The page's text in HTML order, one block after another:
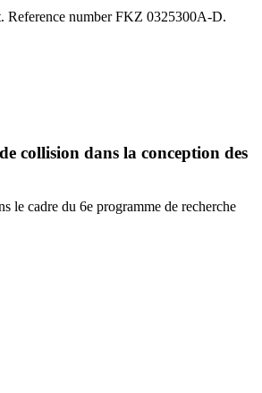
Reference number FKZ 0325300A-D.
collision dans la conception des
le cadre du 6e programme de recherche